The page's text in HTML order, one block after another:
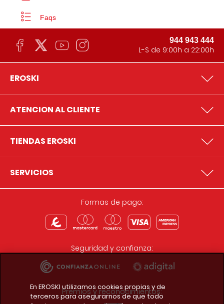
Faqs
944 943 444
L-S de 9:00h a 22:00h
EROSKI
ATENCION AL CLIENTE
TIENDAS EROSKI
SERVICIOS
Formas de pago:
Seguridad y confianza:
Premios y reconocimientos:
En EROSKI utilizamos cookies propias y de
terceros para asegurarnos de que todo